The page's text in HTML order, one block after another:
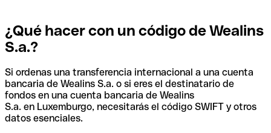
¿Qué hacer con un código de Wealins
S.a.?
Si ordenas una transferencia internacional a una cuenta
bancaria de Wealins S.a. o si eres el destinatario de
fondos en una cuenta bancaria de Wealins
S.a. en Luxemburgo, necesitarás el código SWIFT y otros
datos esenciales.